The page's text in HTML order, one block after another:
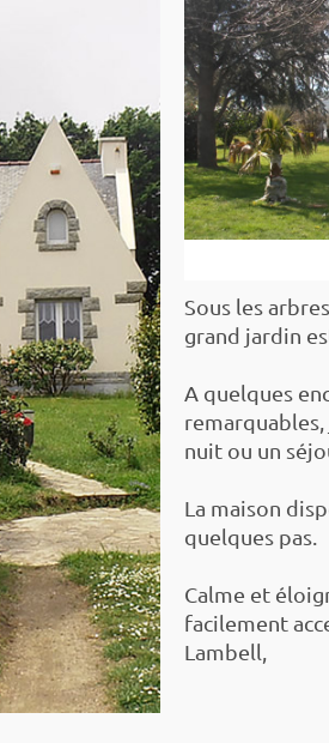
Sous les
grand jardin
A quelques
nuit ou un
La maison
quelques pas.
Calme et
facilement
Lambell,